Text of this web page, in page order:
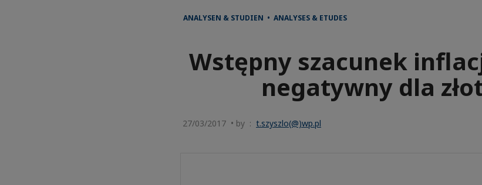
ANALYSEN & STUDIEN • ANALYSES & ETUDES
Wstępny szacunek
negatywny dla
27/03/2017 • by : t.szyszlo(@)wp.pl